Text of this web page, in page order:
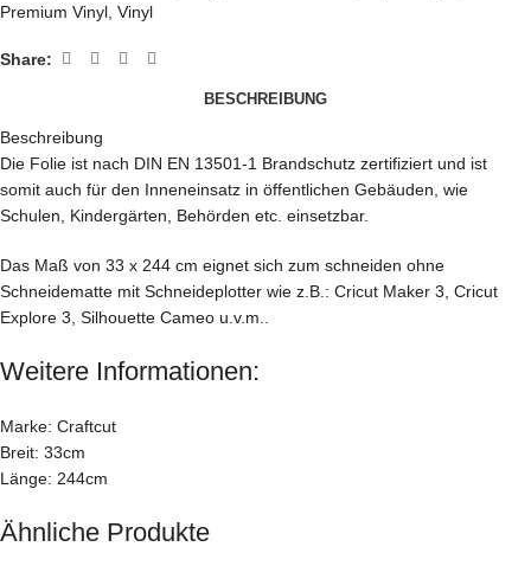
Premium Vinyl, Vinyl
Share:
BESCHREIBUNG
Beschreibung
Die Folie ist nach DIN EN 13501-1 Brandschutz zertifiziert und ist
somit auch für den Inneneinsatz in öffentlichen Gebäuden, wie
Schulen, Kindergärten, Behörden etc. einsetzbar.
Das Maß von 33 x 244 cm eignet sich zum schneiden ohne
Schneidematte mit Schneideplotter wie z.B.: Cricut Maker 3, Cricut
Explore 3, Silhouette Cameo u.v.m..
Weitere Informationen:
Marke: Craftcut
Breit: 33cm
Länge: 244cm
Ähnliche Produkte